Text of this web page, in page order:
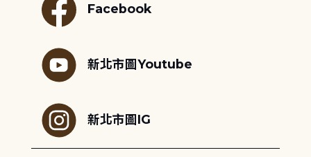
Facebook
新北市圖Youtube
新北市圖IG